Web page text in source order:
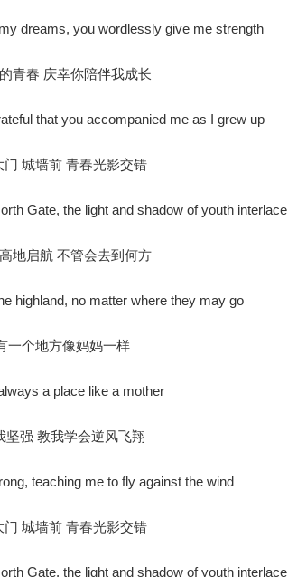
dreams, you wordlessly give me strength
青春 庆幸你陪伴我成长
that you accompanied me as I grew up
门 城墙前 青春光影交错
Gate, the light and shadow of youth interlace
地启航 不管会去到何方
highland, no matter where they may go
一个地方像妈妈一样
a place like a mother
坚强 教我学会逆风飞翔
teaching me to fly against the wind
门 城墙前 青春光影交错
Gate, the light and shadow of youth interlace